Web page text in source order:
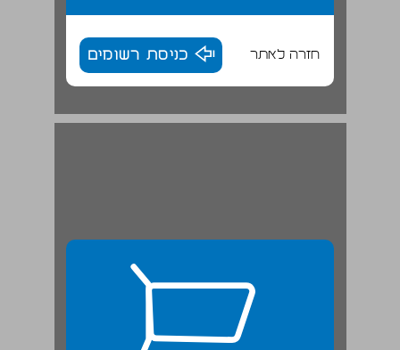
חזרה לאתר כניסת רשומים
פרק א: קיבוץ גלויות או סגרגציה? דומיננטיות ללא הגמוניה ... 28